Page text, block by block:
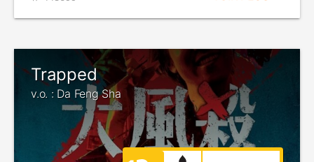
Trapped
v.o. : Da Feng Sha